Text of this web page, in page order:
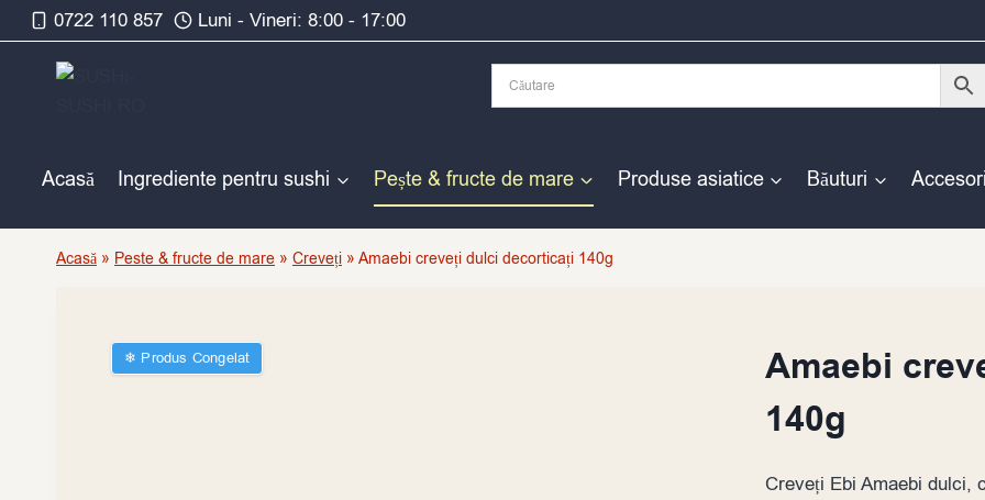
Skip
to
content
0722 110 857 Luni - Vineri: 8:00 - 17:00
Acasă Ingrediente pentru sushi Pește & fructe de mare Produse asiatice Băuturi
Acasă » Peste & fructe de mare » Creveți » Amaebi creveți dulci decorticați 140g
❄︎ Produs Congelat
Amaebi
140g
Creveți Ebi Amaebi dulci,